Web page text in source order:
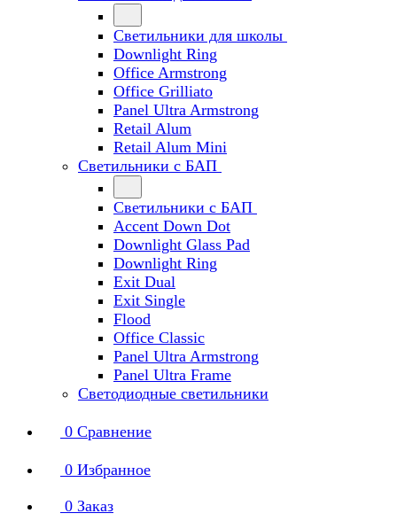
Светильники для школы
Downlight Ring
Office Armstrong
Office Grilliato
Panel Ultra Armstrong
Retail Alum
Retail Alum Mini
Светильники с БАП
Светильники с БАП
Accent Down Dot
Downlight Glass Pad
Downlight Ring
Exit Dual
Exit Single
Flood
Office Classic
Panel Ultra Armstrong
Panel Ultra Frame
Светодиодные светильники
0 Сравнение
0 Избранное
0 Заказ